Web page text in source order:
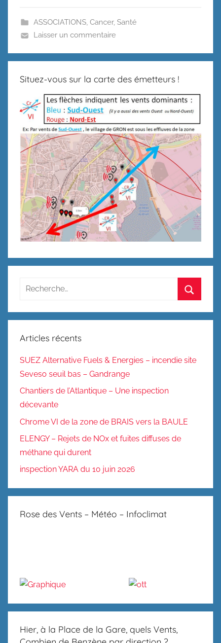
ASSOCIATIONS, Cancer, Santé
Laisser un commentaire
Situez-vous sur la carte des émetteurs !
Recherche
:
Articles récents
SUEZ Alternative Fuels & Energies – incendie site
Seveso seuil bas – Gandrange
Chantiers de l’Atlantique – Une inspection
décevante
Chrome VI de la zone de BRAIS vers la BAULE
ELENGY – Rejets de NOx et fuites diffuses de
méthane qui durent
inspection YARA du 10 juin 2026
Rose des Vents – Météo – Infoclimat
Hier, à la Place de la Gare, quels Vents,